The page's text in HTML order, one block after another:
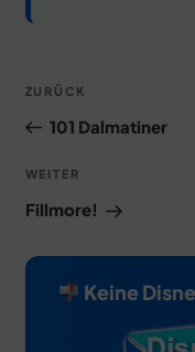
Vorheriger
Beitrag
ZURÜCK
101 Dalmatiner
Nächster
Beitrag
WEITER
Fillmore!
Keine